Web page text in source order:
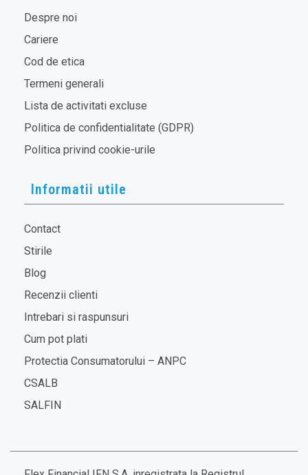
Despre noi
Cariere
Cod de etica
Termeni generali
Lista de activitati excluse
Politica de confidentialitate (GDPR)
Politica privind cookie-urile
Informatii utile
Contact
Stirile
Blog
Recenzii clienti
Intrebari si raspunsuri
Cum pot plati
Protectia Consumatorului – ANPC
CSALB
SALFIN